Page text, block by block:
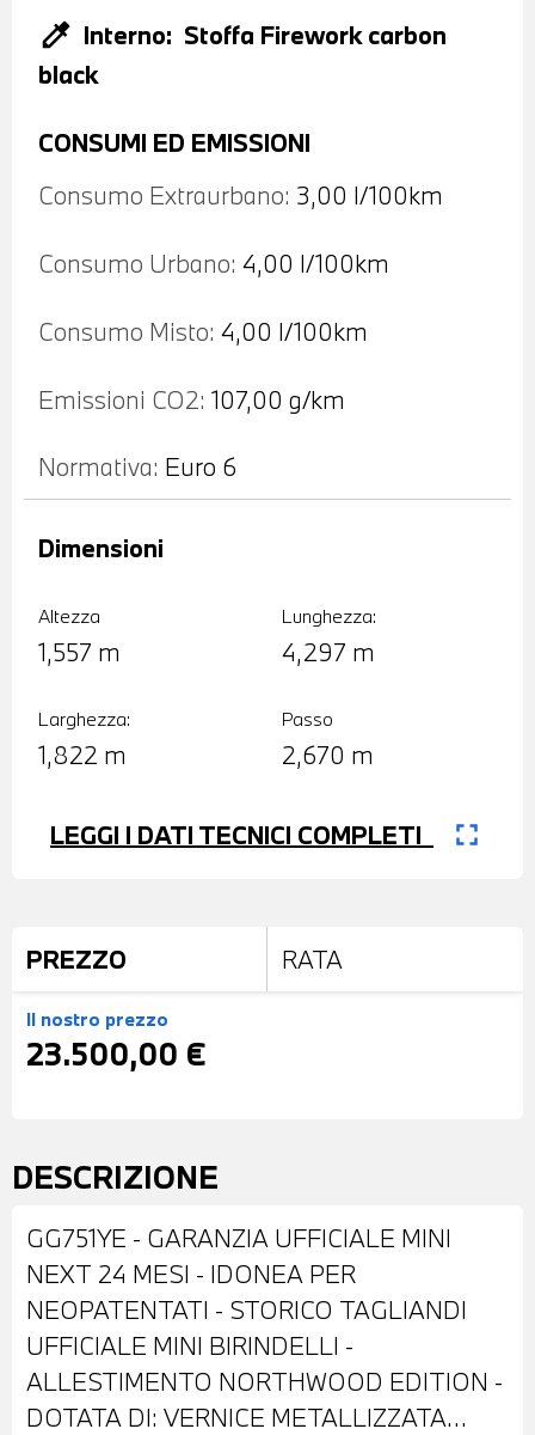
colorize Interno: Stoffa Firework carbon
black
CONSUMI ED EMISSIONI
Consumo Extraurbano: 3,00 l/100km
Consumo Urbano: 4,00 l/100km
Consumo Misto: 4,00 l/100km
Emissioni CO2: 107,00 g/km
Normativa: Euro 6
Altezza
1,557 m
Lunghezza:
4,297 m
Dimensioni
Larghezza:
1,822 m
Passo
2,670 m
LEGGI I DATI TECNICI COMPLETI fullscreen
PREZZO RATA
Il nostro prezzo
23.500,00 €
DESCRIZIONE
GG751YE - GARANZIA UFFICIALE MINI
NEXT 24 MESI - IDONEA PER
NEOPATENTATI - STORICO TAGLIANDI
UFFICIALE MINI BIRINDELLI -
ALLESTIMENTO NORTHWOOD EDITION -
DOTATA DI: VERNICE METALLIZZATA